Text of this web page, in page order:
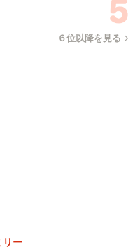
もあったという。Mさ
だろうと思った。
が不可能です」レストラ